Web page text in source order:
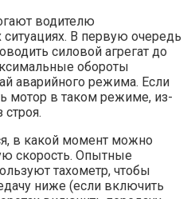
водителю
В первую очередь
силовой агрегат до
обороты
аварийного режима. Если
мотор в таком режиме, из-
в какой момент можно
скорость. Опытные
тахометр, чтобы
ниже (если включить